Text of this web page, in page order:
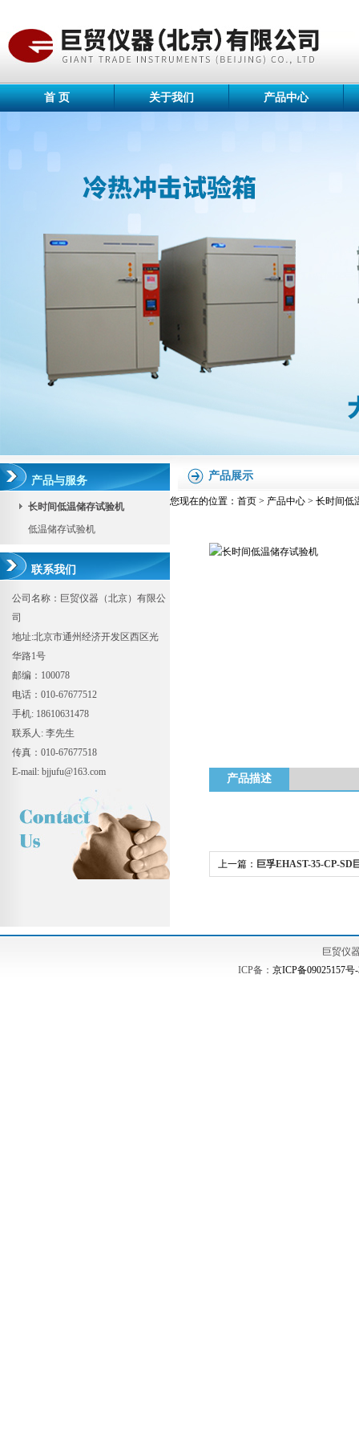
首 页 关于我们 产品中心
产品与服务
长时间低温储存试验机
低温储存试验机
联系我们
公司名称：巨贸仪器（北京）有限公
司
地址:北京市通州经济开发区西区光
华路1号
邮编：100078
电话：010-67677512
手机: 18610631478
联系人: 李先生
传真：010-67677518
E-mail: bjjufu@163.com
产品展示
您现在的位置： 首页 > 产品中心 > 长时间低
产品描述
上一篇： 巨孚EHAST-35-CP-SD
巨贸仪
ICP备： 京ICP备09025157号